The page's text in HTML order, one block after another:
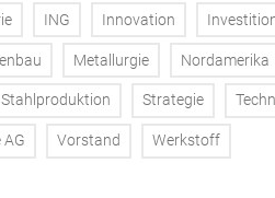
ING Innovation
Metallurgie Nordamerika
Stahlproduktion Strategie
Vorstand Werkstoff